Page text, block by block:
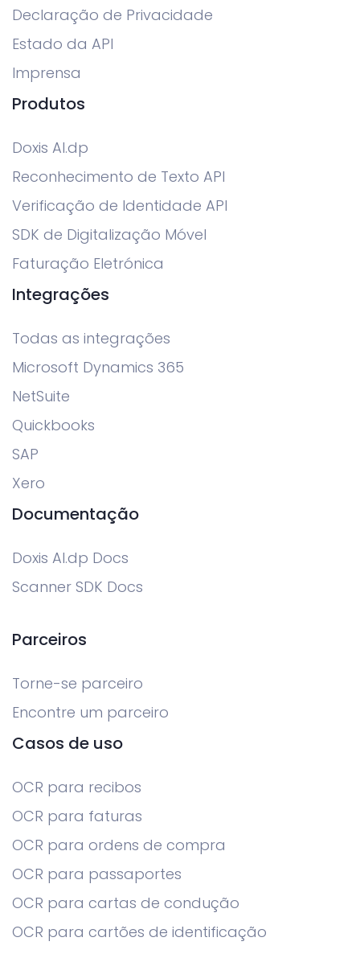
Declaração de Privacidade
Estado da API
Imprensa
Produtos
Doxis AI.dp
Reconhecimento de Texto API
Verificação de Identidade API
SDK de Digitalização Móvel
Faturação Eletrónica
Integrações
Todas as integrações
Microsoft Dynamics 365
NetSuite
Quickbooks
SAP
Xero
Documentação
Doxis AI.dp Docs
Scanner SDK Docs
Parceiros
Torne-se parceiro
Encontre um parceiro
Casos de uso
OCR para recibos
OCR para faturas
OCR para ordens de compra
OCR para passaportes
OCR para cartas de condução
OCR para cartões de identificação